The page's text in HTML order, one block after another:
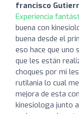
francisco
Experiencia
buena con
buena desde el
eso hace que
que les están
choques por mi
rutilania lo cual
mejora de esta
kinesiologa junto